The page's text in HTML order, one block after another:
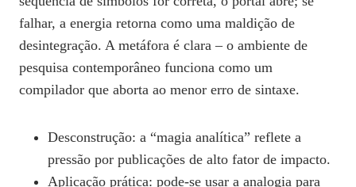
falhar, a energia retorna como uma maldição de
desintegração. A metáfora é clara – o ambiente de
pesquisa contemporâneo funciona como um
compilador que aborta ao menor erro de sintaxe.
Desconstrução: a “magia analítica” reflete a
pressão por publicações de alto fator de impacto.
Aplicação prática: pode‑se usar a analogia para